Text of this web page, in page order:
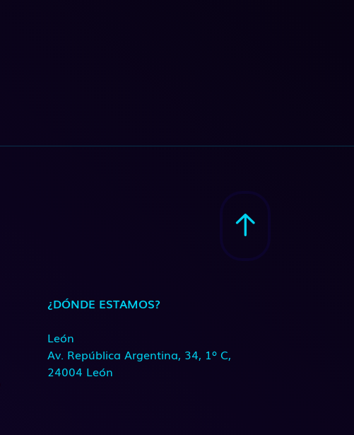
¿DÓNDE ESTAMOS?
León
Av. República Argentina, 34, 1º C,
24004 León